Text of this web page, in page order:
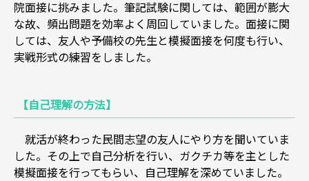
院面接に挑みました。筆記試験に関しては、範囲が膨大
な故、頻出問題を効率よく周回していました。面接に関
しては、友人や予備校の先生と模擬面接を何度も行い、
実戦形式の練習をしました。
【自己理解の方法】
就活が終わった民間志望の友人にやり方を聞いていま
した。その上で自己分析を行い、ガクチカ等を主とした
模擬面接を行ってもらい、自己理解を深めていました。